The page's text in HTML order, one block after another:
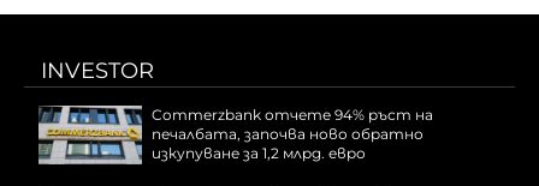
INVESTOR
Commerzbank отчете 94% ръст на
печалбата, започва ново обратно
изкупуване за 1,2 млрд. евро